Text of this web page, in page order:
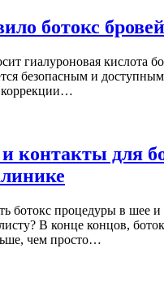
ботокс бровей
гиалуроновая кислота
безопасным и
коррекции…
контакты для
ботокс процедуры в шее и
В конце концов,
чем просто…